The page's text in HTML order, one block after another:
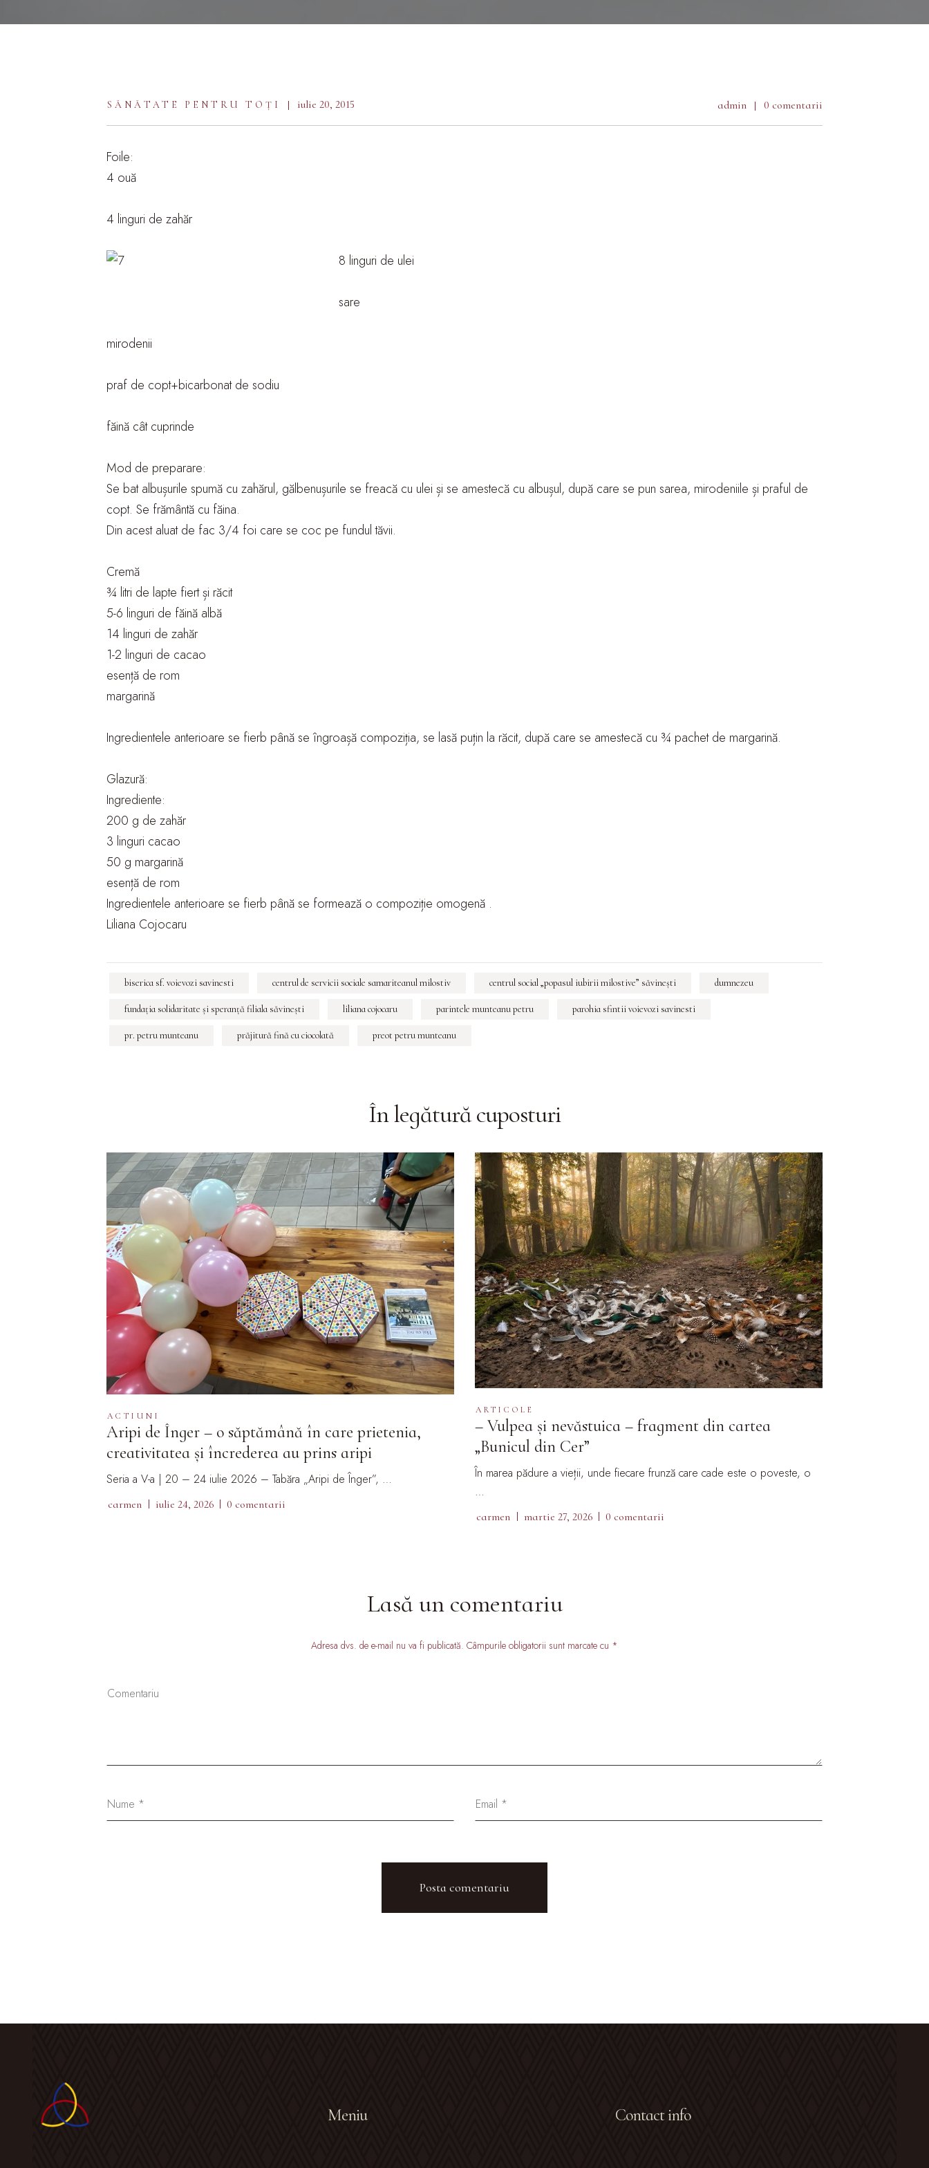
SĂNĂTATE PENTRU TOȚI iulie 20, 2015 admin 0 comentarii
Foile:
4 ouă
4 linguri de zahăr
8 linguri de ulei
sare
mirodenii
praf de copt+bicarbonat de sodiu
făină cât cuprinde
Mod de preparare:
Se bat albușurile spumă cu zahărul, gălbenușurile se freacă cu ulei și se amestecă cu albușul, după care se pun sarea, mirodeniile și praful de
copt. Se frământă cu făina.
Din acest aluat de fac 3/4 foi care se coc pe fundul tăvii.
Cremă
¾ litri de lapte fiert și răcit
5-6 linguri de făină albă
14 linguri de zahăr
1-2 linguri de cacao
esență de rom
margarină
Ingredientele anterioare se fierb până se îngroașă compoziția, se lasă puțin la răcit, după care se amestecă cu ¾ pachet de margarină.
Glazură:
Ingrediente:
200 g de zahăr
3 linguri cacao
50 g margarină
esență de rom
Ingredientele anterioare se fierb până se formează o compoziție omogenă .
Liliana Cojocaru
biserica sf. voievozi savinesti centrul de servicii sociale samariteanul milostiv centrul social „popasul iubirii milostive” săvineşti dumnezeu
fundaţia solidaritate şi speranţă filiala săvineşti liliana cojocaru parintele munteanu petru parohia sfintii voievozi savinesti
pr. petru munteanu prăjitură fină cu ciocolată preot petru munteanu
În legătură cuposturi
ACTIUNI
Aripi de Înger – o săptămână în care prietenia,
creativitatea și încrederea au prins aripi
Seria a V-a | 20 – 24 iulie 2026 – Tabăra „Aripi de Înger”, …
carmen iulie 24, 2026 0 comentarii
ARTICOLE
– Vulpea și nevăstuica – fragment din cartea
„Bunicul din Cer”
În marea pădure a vieții, unde fiecare frunză care cade este o poveste, o
…
carmen martie 27, 2026 0 comentarii
Lasă un comentariu
Adresa dvs. de e-mail nu va fi publicată. Câmpurile obligatorii sunt marcate cu *
Meniu Contact info